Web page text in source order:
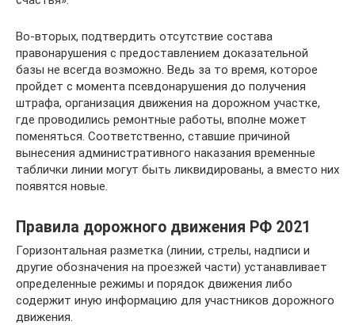
Во-вторых, подтвердить отсутствие состава
правонарушения с предоставлением доказательной
базы не всегда возможно. Ведь за то время, которое
пройдет с момента псевдонарушения до получения
штрафа, организация движения на дорожном участке,
где проводились ремонтные работы, вполне может
поменяться. Соответственно, ставшие причиной
вынесения административного наказания временные
таблички линии могут быть ликвидированы, а вместо них
появятся новые.
Правила дорожного движения РФ 2021
Горизонтальная разметка (линии, стрелы, надписи и
другие обозначения на проезжей части) устанавливает
определенные режимы и порядок движения либо
содержит иную информацию для участников дорожного
движения.